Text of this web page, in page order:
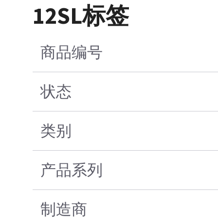
12SL标签
商品编号
状态
类别
产品系列
制造商